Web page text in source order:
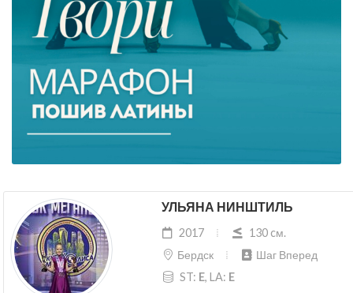
УЛЬЯНА НИНШТИЛЬ
2017
130 cм.
Бердск
Шаг Вперед
ST: E, LA: E